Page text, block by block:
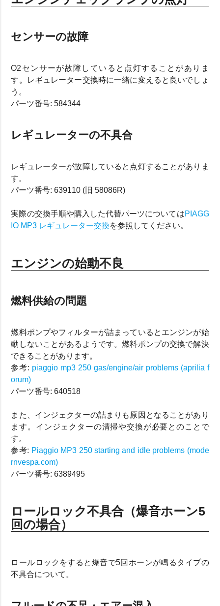
センサーの故障
O2センサーが故障していると点灯することがありま
す。レギュレーター交換時に一緒に変えると良いでしょ
う。
パーツ番号: 584344
レギュレーターの不具合
レギュレーターが故障していると点灯することがありま
す。
パーツ番号: 639110 (旧 58086R)
実際の交換手順や購入した代替パーツについてはPIAGG
IO MP3 レギュレーター交換を参照してください。
エンジンの始動不良
燃料供給の問題
燃料ポンプやフィルターが詰まっているとエンジンが始
動しないことがあるようです。燃料ポンプの交換で解決
できることがあります。
参考: piaggio mp3 250 gas/engine/air problems (aprilia f
orum)
パーツ番号: 640518
また、インジェクターの詰まりも原因となることがあり
ます。インジェクターの清掃や交換が必要とのことで
す。
参考: Piaggio MP3 250 starting and idle problems (mode
rnvespa.com)
パーツ番号: 6389495
ロールロック不具合（爆音ホーン5
回の場合）
ロールロックをすると爆音で5回ホーンが鳴るタイプの
不具合について。